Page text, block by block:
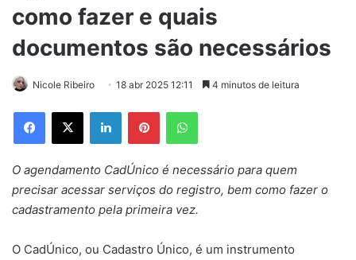
como fazer e quais
documentos são necessários
Nicole Ribeiro 18 abr 2025 12:11 4 minutos de leitura
Facebook
X LinkedinPinterestWhatsApp
O agendamento CadÚnico é necessário para quem
precisar acessar serviços do registro, bem como fazer o
cadastramento pela primeira vez.
O CadÚnico, ou Cadastro Único, é um instrumento